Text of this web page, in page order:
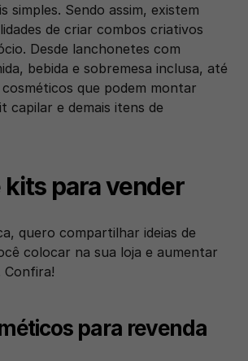
simples. Sendo assim, existem
de criar combos criativos
Desde lanchonetes com
bebida e sobremesa inclusa, até
cosméticos que podem montar
capilar e demais itens de
kits para vender
quero compartilhar ideias de
colocar na sua loja e aumentar
Confira!
para revenda